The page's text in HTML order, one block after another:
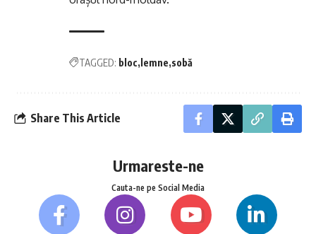
TAGGED: bloc lemne sobă
Share This Article
Urmareste-ne
Cauta-ne pe Social Media